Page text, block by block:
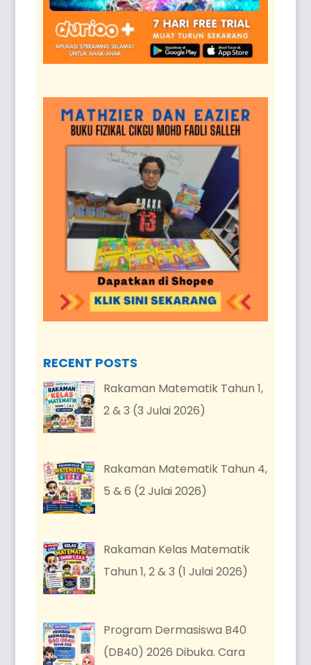
RECENT POSTS
Rakaman Matematik Tahun 1,
2 & 3 (3 Julai 2026)
Rakaman Matematik Tahun 4,
5 & 6 (2 Julai 2026)
Rakaman Kelas Matematik
Tahun 1, 2 & 3 (1 Julai 2026)
Program Dermasiswa B40
(DB40) 2026 Dibuka. Cara